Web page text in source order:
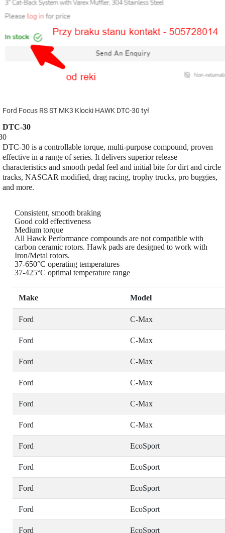
Ford Focus RS ST MK3 Klocki HAWK DTC-30 tył
DTC-30
DTC-30 is a controllable torque, multi-purpose compound, proven
effective in a range of series. It delivers superior release
characteristics and smooth pedal feel and initial bite for dirt and circle
tracks, NASCAR modified, drag racing, trophy trucks, pro buggies,
and more.
Consistent, smooth braking
Good cold effectiveness
Medium torque
All Hawk Performance compounds are not compatible with
carbon ceramic rotors. Hawk pads are designed to work with
Iron/Metal rotors.
37-650°C operating temperatures
37-425°C optimal temperature range
Make Model
Ford C-Max
Ford C-Max
Ford C-Max
Ford C-Max
Ford C-Max
Ford C-Max
Ford EcoSport
Ford EcoSport
Ford EcoSport
Ford EcoSport
Ford EcoSport